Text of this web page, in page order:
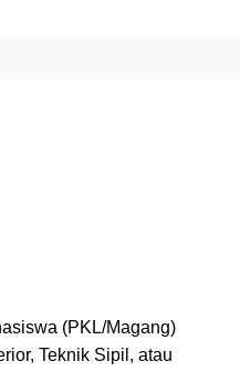
(PKL/Magang)
Teknik Sipil, atau